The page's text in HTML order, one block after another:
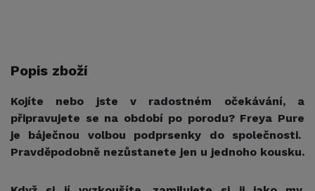
Popis zboží
Kojíte nebo jste v radostném očekávání, a
připravujete se na období po porodu? Freya Pure
je báječnou volbou podprsenky do společnosti.
Pravděpodobně nezůstanete jen u jednoho kousku.